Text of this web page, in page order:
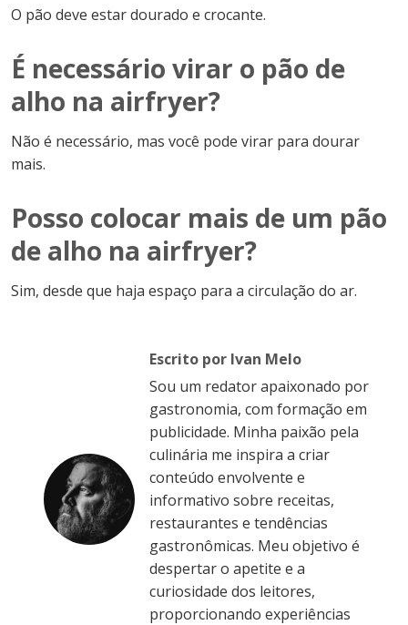
O pão deve estar dourado e crocante.
É necessário virar o pão de
alho na airfryer?
Não é necessário, mas você pode virar para dourar
mais.
Posso colocar mais de um pão
de alho na airfryer?
Sim, desde que haja espaço para a circulação do ar.
Escrito por Ivan Melo
Sou um redator apaixonado por
gastronomia, com formação em
publicidade. Minha paixão pela
culinária me inspira a criar
conteúdo envolvente e
informativo sobre receitas,
restaurantes e tendências
gastronômicas. Meu objetivo é
despertar o apetite e a
curiosidade dos leitores,
proporcionando experiências